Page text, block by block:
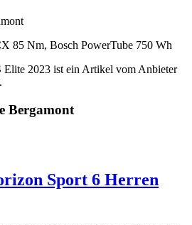
85 Nm, Bosch PowerTube 750 Wh
2023 ist ein Artikel vom Anbieter
Bergamont
Sport 6 Herren